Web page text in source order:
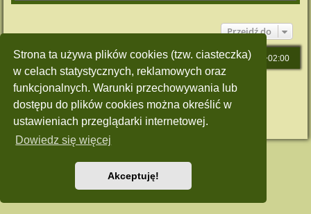
Strona ta używa plików cookies (tzw. ciasteczka)
w celach statystycznych, reklamowych oraz
funkcjonalnych. Warunki przechowywania lub
dostępu do plików cookies można określić w
ustawieniach przeglądarki internetowej.
Dowiedz się więcej
Akceptuję!
Przejdź do
Strona główna Strefa czasowaUTC+02:00
Technologię dostarcza phpBB
® Forum Software © phpBB Limited
Polski pakiet językowy dostarcza
phpBB.pl
Style: Green-Style by Joyce&LunaphpBB-Style-Design